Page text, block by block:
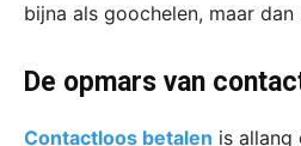
bijna als goochelen, maar
De opmars van
Contactloos betalen is allang